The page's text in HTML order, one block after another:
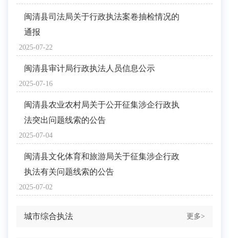
2025-07-22
闽清县司法局关于行政执法案卷抽检情况的
通报
2025-07-16
闽清县审计局行政执法人员信息公示
2025-07-04
闽清县农业农村局关于公开征集涉企行政执
法突出问题线索的公告
2025-07-02
闽清县文化体育和旅游局关于征集涉企行政
执法有关问题线索的公告
城市综合执法 更多>